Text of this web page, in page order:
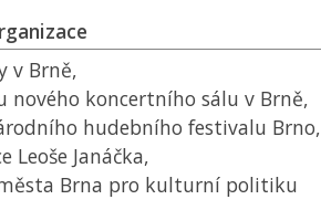
v Brně,
nového koncertního sálu v Brně,
hudebního festivalu Brno,
Leoše Janáčka,
Brna pro kulturní politiku